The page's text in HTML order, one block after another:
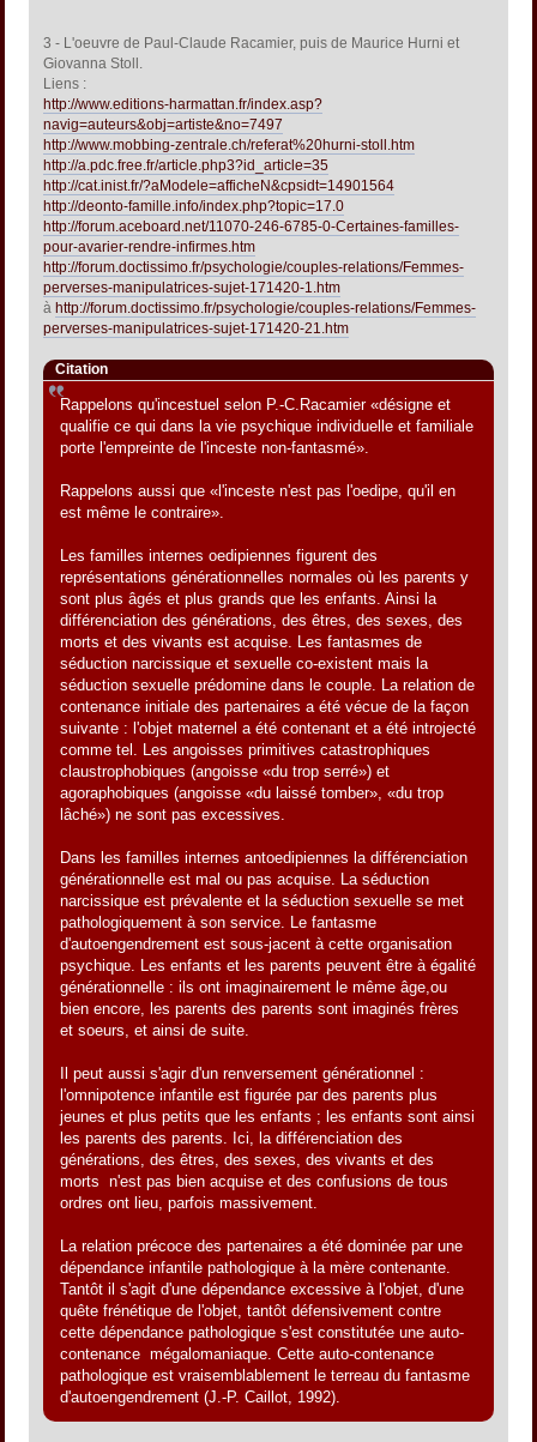
3 - L'oeuvre de Paul-Claude Racamier, puis de Maurice Hurni et
Giovanna Stoll.
Liens :
http://www.editions-harmattan.fr/index.asp?
navig=auteurs&obj=artiste&no=7497
http://www.mobbing-zentrale.ch/referat%20hurni-stoll.htm
http://a.pdc.free.fr/article.php3?id_article=35
http://cat.inist.fr/?aModele=afficheN&cpsidt=14901564
http://deonto-famille.info/index.php?topic=17.0
http://forum.aceboard.net/11070-246-6785-0-Certaines-familles-
pour-avarier-rendre-infirmes.htm
http://forum.doctissimo.fr/psychologie/couples-relations/Femmes-
perverses-manipulatrices-sujet-171420-1.htm
à http://forum.doctissimo.fr/psychologie/couples-relations/Femmes-
perverses-manipulatrices-sujet-171420-21.htm
Citation
Rappelons qu'incestuel selon P.-C.Racamier «désigne et
qualifie ce qui dans la vie psychique individuelle et familiale
porte l'empreinte de l'inceste non-fantasmé».
Rappelons aussi que «l'inceste n'est pas l'oedipe, qu'il en
est même le contraire».
Les familles internes oedipiennes figurent des
représentations générationnelles normales où les parents y
sont plus âgés et plus grands que les enfants. Ainsi la
différenciation des générations, des êtres, des sexes, des
morts et des vivants est acquise. Les fantasmes de
séduction narcissique et sexuelle co-existent mais la
séduction sexuelle prédomine dans le couple. La relation de
contenance initiale des partenaires a été vécue de la façon
suivante : l'objet maternel a été contenant et a été introjecté
comme tel. Les angoisses primitives catastrophiques
claustrophobiques (angoisse «du trop serré») et
agoraphobiques (angoisse «du laissé tomber», «du trop
lâché») ne sont pas excessives.
Dans les familles internes antoedipiennes la différenciation
générationnelle est mal ou pas acquise. La séduction
narcissique est prévalente et la séduction sexuelle se met
pathologiquement à son service. Le fantasme
d'autoengendrement est sous-jacent à cette organisation
psychique. Les enfants et les parents peuvent être à égalité
générationnelle : ils ont imaginairement le même âge,ou
bien encore, les parents des parents sont imaginés frères
et soeurs, et ainsi de suite.
Il peut aussi s'agir d'un renversement générationnel :
l'omnipotence infantile est figurée par des parents plus
jeunes et plus petits que les enfants ; les enfants sont ainsi
les parents des parents. Ici, la différenciation des
générations, des êtres, des sexes, des vivants et des
morts n'est pas bien acquise et des confusions de tous
ordres ont lieu, parfois massivement.
La relation précoce des partenaires a été dominée par une
dépendance infantile pathologique à la mère contenante.
Tantôt il s'agit d'une dépendance excessive à l'objet, d'une
quête frénétique de l'objet, tantôt défensivement contre
cette dépendance pathologique s'est constitutée une auto-
contenance mégalomaniaque. Cette auto-contenance
pathologique est vraisemblablement le terreau du fantasme
d'autoengendrement (J.-P. Caillot, 1992).